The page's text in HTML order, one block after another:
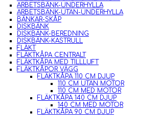
ARBETSBÄNK-UNDERHYLLA
ARBETSBÄNK-UTAN-UNDERHYLLA
BÄNKAR-SKÅP
DISKBÄNK
DISKBÄNK-BEREDNING
DISKBÄNK-KASTRULL
FLÄKT
FLÄKTKÅPA CENTRALT
FLÄKTKÅPA MED TILLLUFT
FLÄKTKÅPOR VÄGG
FLÄKTKÅPA 110 CM DJUP
110 CM UTAN MOTOR
110 CM MED MOTOR
FLÄKTKÅPA 140 CM DJUP
140 CM MED MOTOR
FLÄKTKÅPA 90 CM DJUP